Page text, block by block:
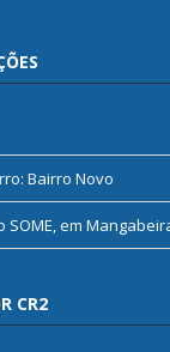
Bairro Novo
SOME, em
CR2